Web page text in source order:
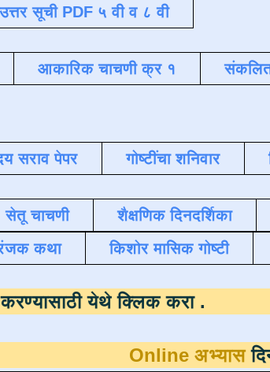
उत्तर सूची PDF ५ वी व ८ वी
आकारिक चाचणी क्र १
सराव पेपर गोष्टींचा शनिवार
सेतू चाचणी शैक्षणिक दिनदर्शिका
कथा किशोर मासिक गोष्टी
डाउनलोड करण्यासाठी येथे क्लिक करा
Online अभ्यासदिनांक 31